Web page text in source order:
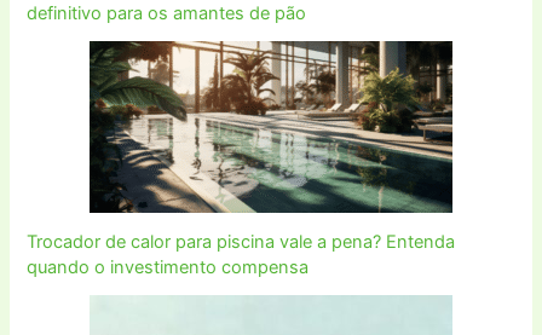
definitivo para os amantes de pão
Trocador de calor para piscina vale a pena? Entenda
quando o investimento compensa